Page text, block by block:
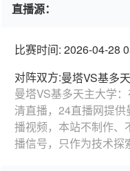
直播源：
比赛时间: 2026-04-28
对阵双方:曼塔VS基多
曼塔VS基多天主大学
清直播，24直播网提
播视频，本站不制作、
播信号，只作为技术探